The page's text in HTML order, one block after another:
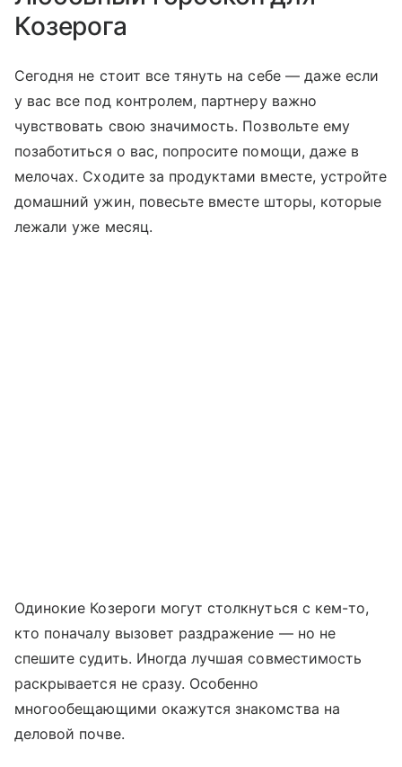
Козерога
Сегодня не стоит все тянуть на себе — даже если
у вас все под контролем, партнеру важно
чувствовать свою значимость. Позвольте ему
позаботиться о вас, попросите помощи, даже в
мелочах. Сходите за продуктами вместе, устройте
домашний ужин, повесьте вместе шторы, которые
лежали уже месяц.
Одинокие Козероги могут столкнуться с кем-то,
кто поначалу вызовет раздражение — но не
спешите судить. Иногда лучшая совместимость
раскрывается не сразу. Особенно
многообещающими окажутся знакомства на
деловой почве.